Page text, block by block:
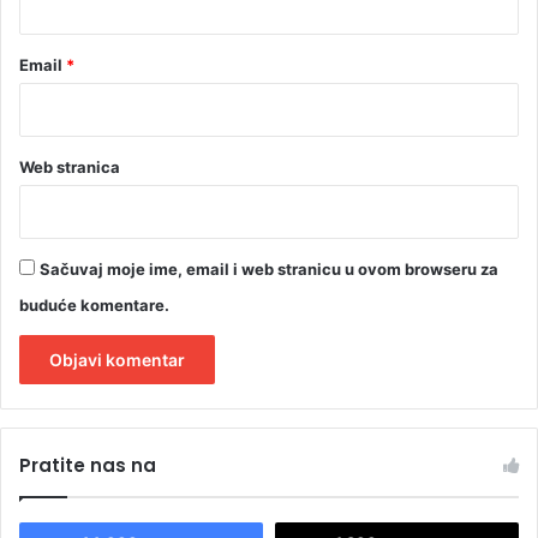
r
i
v
d
e
n
Email *
Web stranica
Sačuvaj moje ime, email i web stranicu u ovom browseru za
buduće komentare.
tPratite nas na